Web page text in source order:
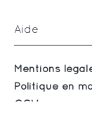
Aide
Mentions
Politique en
CGV